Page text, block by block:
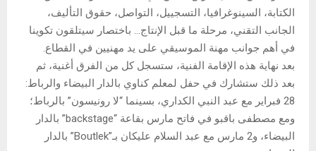
الكتابة، السينوغرافيا، التسجييل، التواصل، حقوق التأليف،
الجانب التقني، مرحلة ما قبل الإنتاج… باختصار سيتلقون تكوينا
في أهم جوانب مهنة الموسيقي على يد مهنيين في القطاع.
بعد نهاية هذه الإقامة الفنية، ستسجل كل من الفرق أغنية، ثم
بعد ذلك ستشارك في حفل لمعلم كناوي بالدار البيضاء والرباط:
28 فبراير مع عبد النبي الكداري، بسينما “لا رونيسون” بالرباط؛
ومع مصطفى باقبو في فاتح مارس بقاعة “backstage” بالدار
البيضاء، و2 مارس مع عبد السلام عليكان بـ”Boutlek” بالدار